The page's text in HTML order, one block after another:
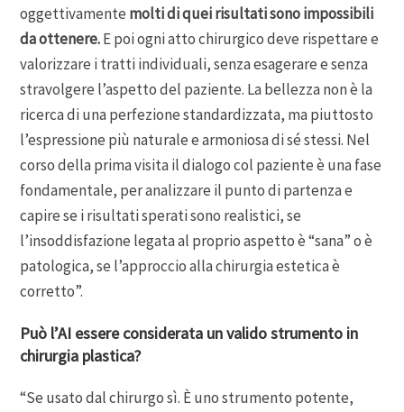
oggettivamente molti di quei risultati sono impossibili
da ottenere.E poi ogni atto chirurgico deve rispettare e
valorizzare i tratti individuali, senza esagerare e senza
stravolgere l’aspetto del paziente. La bellezza non è la
ricerca di una perfezione standardizzata, ma piuttosto
l’espressione più naturale e armoniosa di sé stessi. Nel
corso della prima visita il dialogo col paziente è una fase
fondamentale, per analizzare il punto di partenza e
capire se i risultati sperati sono realistici, se
l’insoddisfazione legata al proprio aspetto è “sana” o è
patologica, se l’approccio alla chirurgia estetica è
corretto”.
Può l’AI essere considerata un valido strumento in
chirurgia plastica?
“Se usato dal chirurgo sì. È uno strumento potente,